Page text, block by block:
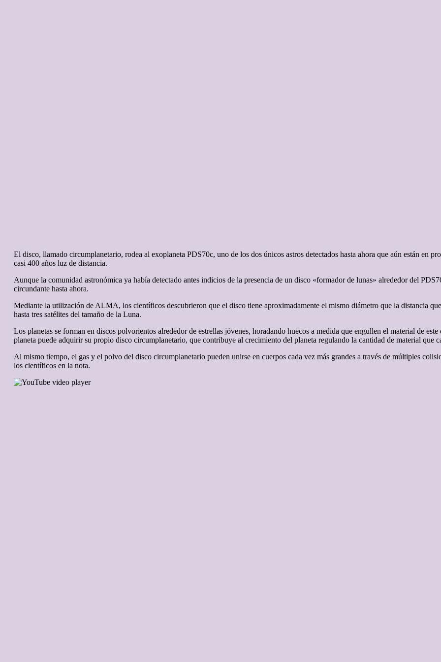
El disco, llamado circumplanetario, rodea al exoplaneta PDS70c, uno de los dos únicos astros detectados hasta ahora que aún están en
casi 400 años luz de distancia.
Aunque la comunidad astronómica ya había detectado antes indicios de la presencia de un disco «formador de lunas» alrededor del
circundante hasta ahora.
Mediante la utilización de ALMA, los científicos descubrieron que el disco tiene aproximadamente el mismo diámetro que la distancia
hasta tres satélites del tamaño de la Luna.
Los planetas se forman en discos polvorientos alrededor de estrellas jóvenes, horadando huecos a medida que engullen el material de
planeta puede adquirir su propio disco circumplanetario, que contribuye al crecimiento del planeta regulando la cantidad de material que
Al mismo tiempo, el gas y el polvo del disco circumplanetario pueden unirse en cuerpos cada vez más grandes a través de múltiples
los científicos en la nota.